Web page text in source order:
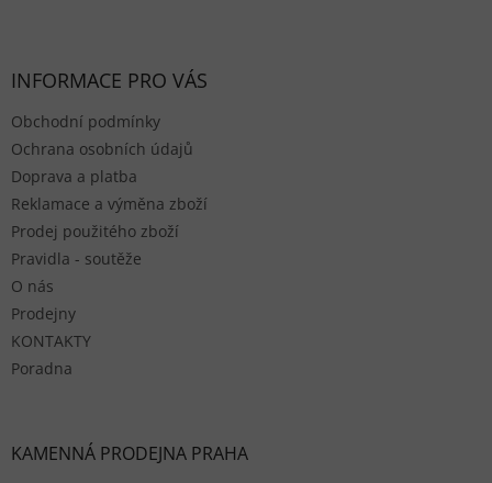
INFORMACE PRO VÁS
Obchodní podmínky
Ochrana osobních údajů
Doprava a platba
Reklamace a výměna zboží
Prodej použitého zboží
Pravidla - soutěže
O nás
Prodejny
KONTAKTY
Poradna
KAMENNÁ PRODEJNA PRAHA